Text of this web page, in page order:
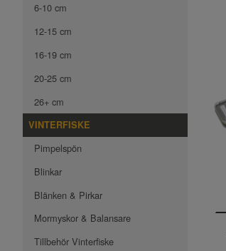
6-10 cm
12-15 cm
16-19 cm
20-25 cm
26+ cm
VINTERFISKE
Pimpelspön
Blinkar
Blänken & Pirkar
Mormyskor & Balansare
Tillbehör Vinterfiske